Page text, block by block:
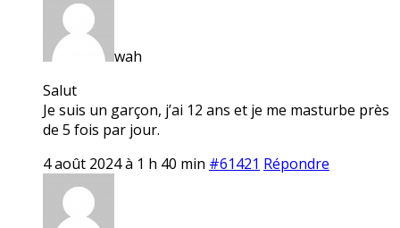
wah
Salut
Je suis un garçon, j’ai 12 ans et je me masturbe près
de 5 fois par jour.
4 août 2024 à 1 h 40 min #61421 Répondre